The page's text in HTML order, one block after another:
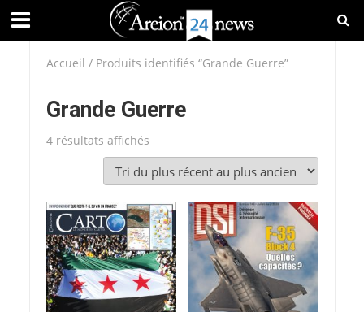
Accueil / Produits identifiés “Grande Guerre”
Grande Guerre
4 résultats affichésTrié
du
plus
récent
au
plus
ancien